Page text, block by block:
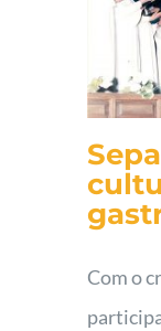
Feira
Bembibre
Notícias
Contacto
Com o